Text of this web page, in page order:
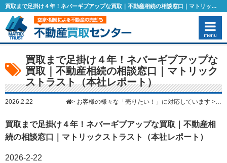
買取まで足掛け４年！ネバーギブアップな買取｜不動産相続の相談窓口｜マトリックストラスト（本社レポート） – 空き家・相続物件の売却なら1都3県（東京・千葉・埼玉・神奈川）に対応のマトリックストラスト
買取まで足掛け４年！ネバーギブアップな
買取｜不動産相続の相談窓口｜マトリック
ストラスト（本社レポート）
> お客様の様々な「売りたい！」に対応しています > 買
2026.2.22
買取まで足掛け４年！ネバーギブアップな買取｜不動産相
続の相談窓口｜マトリックストラスト（本社レポート）
2026-2-22